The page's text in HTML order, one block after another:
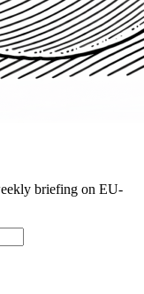
briefing on EU-